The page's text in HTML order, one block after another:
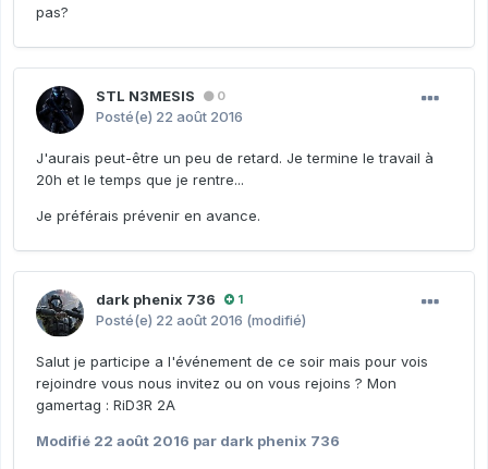
pas?
STL N3MESIS 0
Posté(e) 22 août 2016
J'aurais peut-être un peu de retard. Je termine le travail à
20h et le temps que je rentre...
Je préférais prévenir en avance.
dark phenix 736 1
Posté(e) 22 août 2016 (modifié)
Salut je participe a l'événement de ce soir mais pour vois
rejoindre vous nous invitez ou on vous rejoins ? Mon
gamertag : RiD3R 2A
Modifié 22 août 2016 par dark phenix 736